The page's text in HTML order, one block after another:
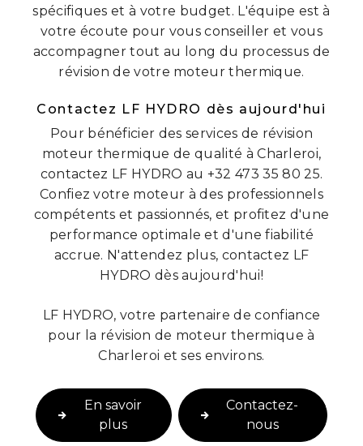
spécifiques et à votre budget. L'équipe est à
votre écoute pour vous conseiller et vous
accompagner tout au long du processus de
révision de votre moteur thermique.
Contactez LF HYDRO dès aujourd'hui
Pour bénéficier des services de révision
moteur thermique de qualité à Charleroi,
contactez LF HYDRO au +32 473 35 80 25.
Confiez votre moteur à des professionnels
compétents et passionnés, et profitez d'une
performance optimale et d'une fiabilité
accrue. N'attendez plus, contactez LF
HYDRO dès aujourd'hui!
LF HYDRO, votre partenaire de confiance
pour la révision de moteur thermique à
Charleroi et ses environs.
En savoir
plus
Contactez-
nous